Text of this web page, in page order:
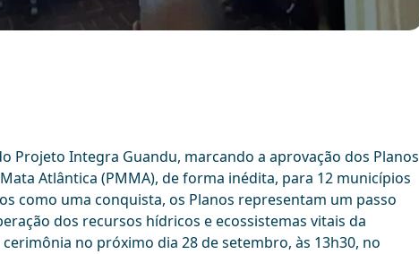
Projeto Integra Guandu, marcando a aprovação dos Planos
Atlântica (PMMA), de forma inédita, para 12 municípios
como uma conquista, os Planos representam um passo
dos recursos hídricos e ecossistemas vitais da
no próximo dia 28 de setembro, às 13h30, no